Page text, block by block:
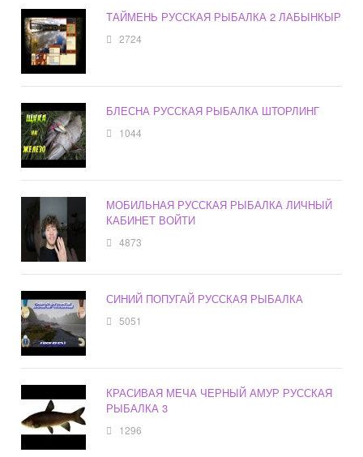
ТАЙМЕНЬ РУССКАЯ РЫБАЛКА 2 ЛАБЫНКЫР
2724
БЛЕСНА РУССКАЯ РЫБАЛКА ШТОРЛИНГ
1044
МОБИЛЬНАЯ РУССКАЯ РЫБАЛКА ЛИЧНЫЙ
КАБИНЕТ ВОЙТИ
4873
СИНИЙ ПОПУГАЙ РУССКАЯ РЫБАЛКА
5051
КРАСИВАЯ МЕЧА ЧЕРНЫЙ АМУР РУССКАЯ
РЫБАЛКА 3
1296